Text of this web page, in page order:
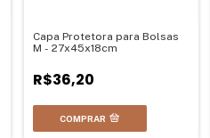
Capa Protetora para Bolsas
M - 27x45x18cm
R$36,20
COMPRAR